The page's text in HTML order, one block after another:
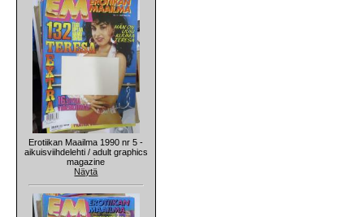
Erotiikan Maailma 1990 nr 5 -
aikuisviihdelehti / adult graphics
magazine
Näytä